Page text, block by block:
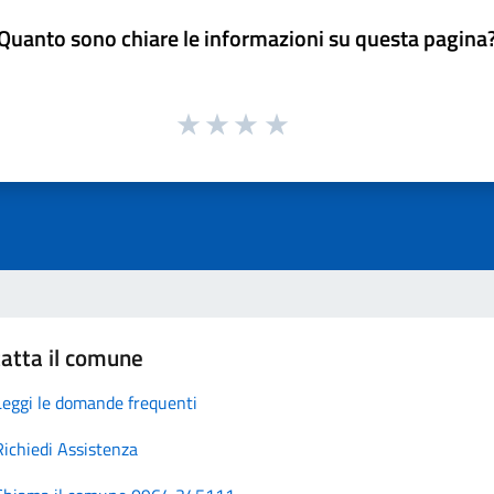
sono chiare le informazioni su questa
il comune
le domande frequenti
Assistenza